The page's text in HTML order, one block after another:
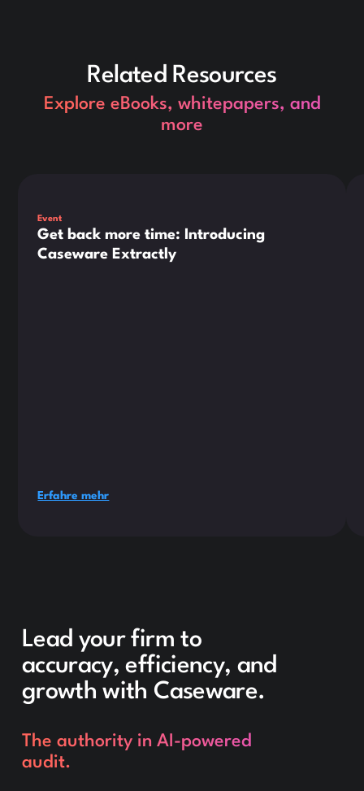
Related Resources
Explore eBooks, whitepapers, and
more
Event
Get back more time: Introducing
Caseware Extractly
Erfahre mehr
Lead your firm to
accuracy, efficiency, and
growth with Caseware.
The authority in AI-powered
audit.